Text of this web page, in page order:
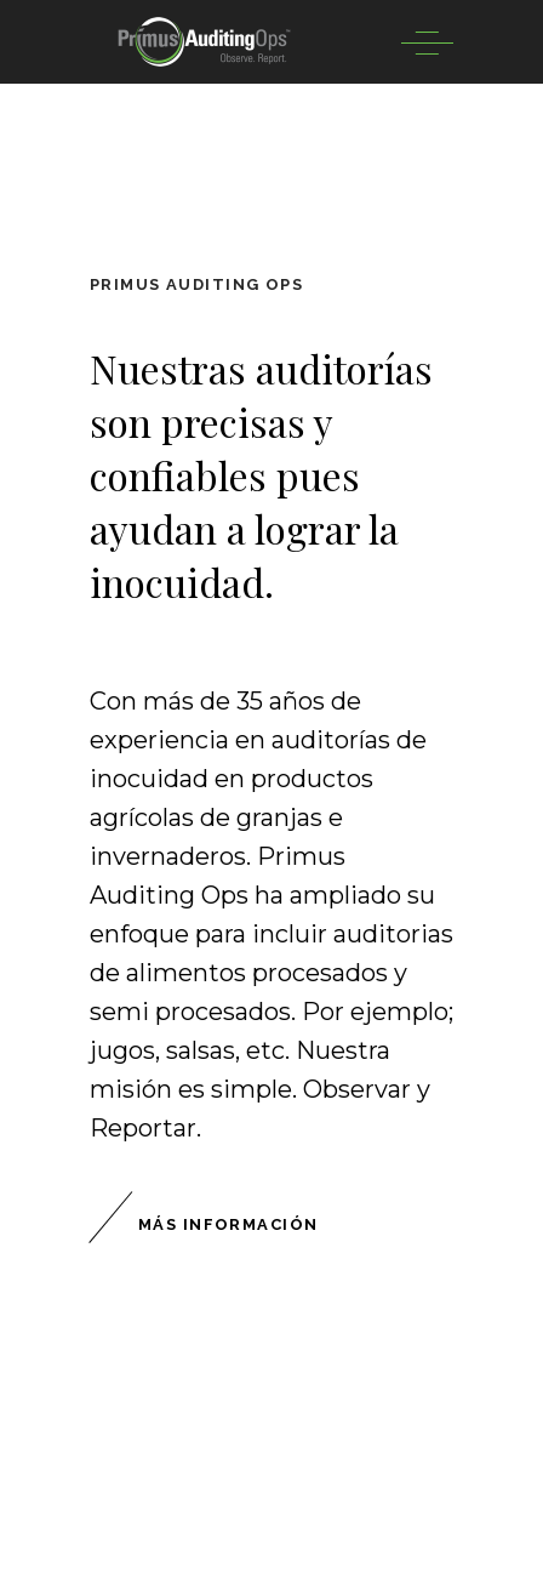
PRIMUS AUDITING OPS
Nuestras auditorías
son precisas y
confiables pues
ayudan a lograr la
inocuidad.
Con más de 35 años de
experiencia en auditorías de
inocuidad en productos
agrícolas de granjas e
invernaderos. Primus
Auditing Ops ha ampliado su
enfoque para incluir auditorias
de alimentos procesados y
semi procesados. Por ejemplo;
jugos, salsas, etc. Nuestra
misión es simple. Observar y
Reportar.
MÁS INFORMACIÓN